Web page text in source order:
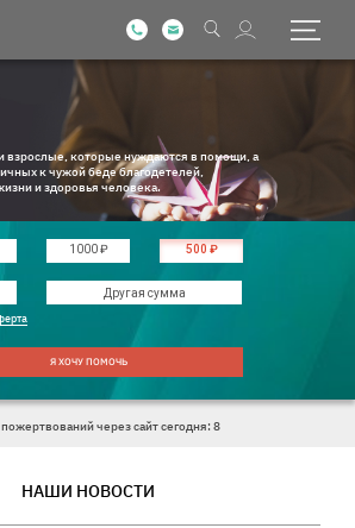
взрослые, которые нуждаются в помощи, а
к чужой беде благодетелей,
и здоровья человека.
1000 ₽ 500 ₽
Введите другую сумму
Я ХОЧУ ПОМОЧЬ
через сайт сегодня: 8
НАШИ НОВОСТИ